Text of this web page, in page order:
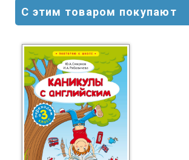
С этим товаром покупают